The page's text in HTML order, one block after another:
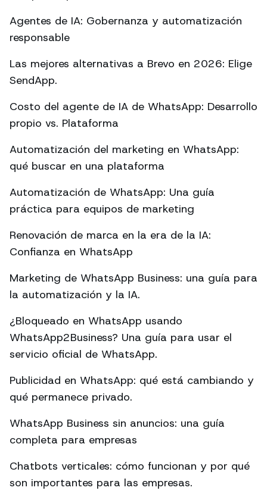
Agentes de IA: Gobernanza y automatización
responsable
Las mejores alternativas a Brevo en 2026: Elige
SendApp.
Costo del agente de IA de WhatsApp: Desarrollo
propio vs. Plataforma
Automatización del marketing en WhatsApp:
qué buscar en una plataforma
Automatización de WhatsApp: Una guía
práctica para equipos de marketing
Renovación de marca en la era de la IA:
Confianza en WhatsApp
Marketing de WhatsApp Business: una guía para
la automatización y la IA.
¿Bloqueado en WhatsApp usando
WhatsApp2Business? Una guía para usar el
servicio oficial de WhatsApp.
Publicidad en WhatsApp: qué está cambiando y
qué permanece privado.
WhatsApp Business sin anuncios: una guía
completa para empresas
Chatbots verticales: cómo funcionan y por qué
son importantes para las empresas.